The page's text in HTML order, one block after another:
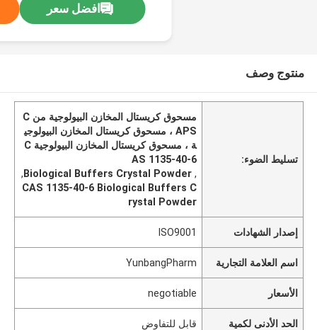
افضل سعر
منتوج وصف
تسليط الضوء:
مسحوق كريستال المخازن البيولوجية من C
APS ، مسحوق كريستال المخازن البيولوجي
ة ، مسحوق كريستال المخازن البيولوجية C
AS 1135-40-6
,
Biological Buffers Crystal Powder
,
CAS 1135-40-6 Biological Buffers C
rystal Powder
إصدار الشهادات ISO9001
اسم العلامة التجارية YunbangPharm
الأسعار negotiable
الحد الأدنى لكمية قابل للتفاوض